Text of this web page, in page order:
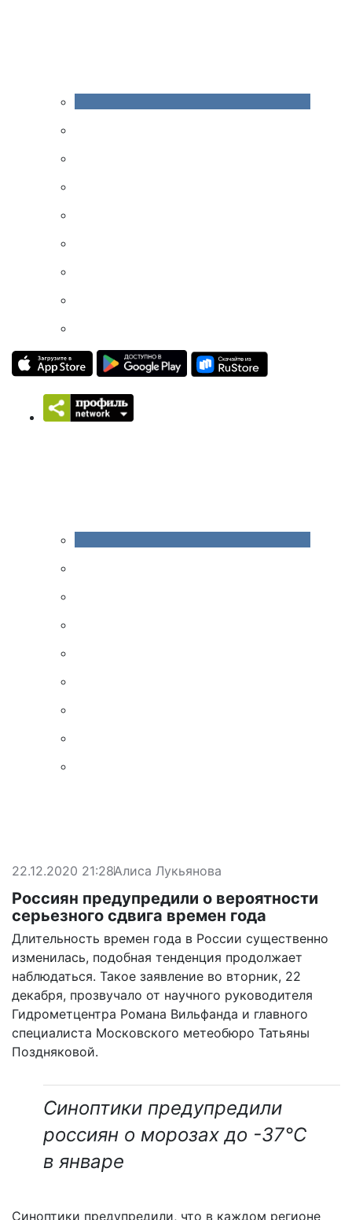
22.12.2020 21:28Алиса Лукьянова
Россиян предупредили о вероятности
серьезного сдвига времен года
Длительность времен года в России существенно
изменилась, подобная тенденция продолжает
наблюдаться. Такое заявление во вторник, 22
декабря, прозвучало от научного руководителя
Гидрометцентра Романа Вильфанда и главного
специалиста Московского метеобюро Татьяны
Поздняковой.
Синоптики предупредили
россиян о морозах до -37°С
в январе
Синоптики предупредили, что в каждом регионе